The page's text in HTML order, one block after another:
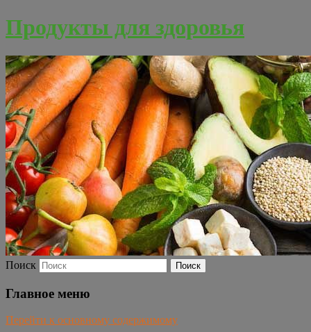
Продукты для здоровья
Поиск
Главное меню
Перейти к основному содержимому